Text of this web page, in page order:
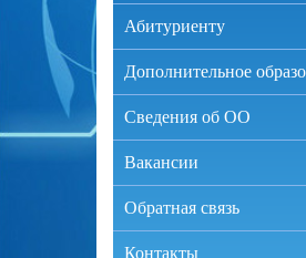
Абитуриенту
Дополнительное
Сведения об ОО
Вакансии
Обратная связь
Контакты